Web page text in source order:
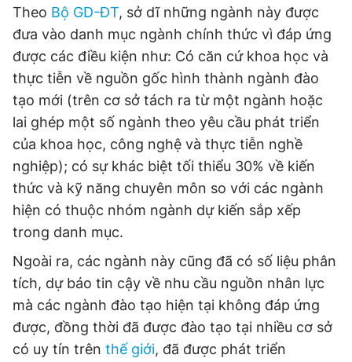
Theo Bộ GD-ĐT, sở dĩ những ngành này được
đưa vào danh mục ngành chính thức vì đáp ứng
được các điều kiện như: Có căn cứ khoa học và
thực tiễn về nguồn gốc hình thành ngành đào
tạo mới (trên cơ sở tách ra từ một ngành hoặc
lai ghép một số ngành theo yêu cầu phát triển
của khoa học, công nghệ và thực tiễn nghề
nghiệp); có sự khác biệt tối thiểu 30% về kiến
thức và kỹ năng chuyên môn so với các ngành
hiện có thuộc nhóm ngành dự kiến sắp xếp
trong danh mục.
Ngoài ra, các ngành này cũng đã có số liệu phân
tích, dự báo tin cậy về nhu cầu nguồn nhân lực
mà các ngành đào tạo hiện tại không đáp ứng
được, đồng thời đã được đào tạo tại nhiều cơ sở
có uy tín trên thế giới, đã được phát triển